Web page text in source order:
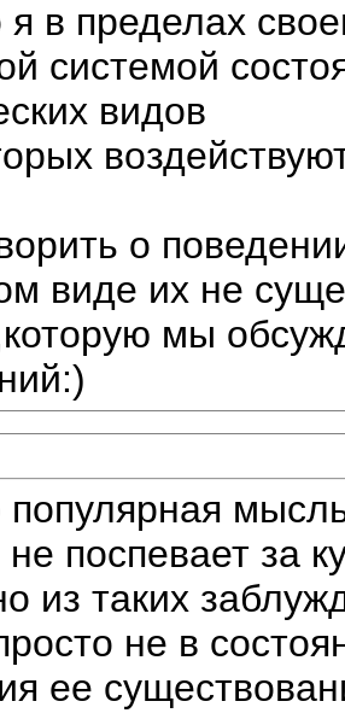
я в пределах
системой
видов
о
виде их не
мы
поспевает за
из таких
не в
ее